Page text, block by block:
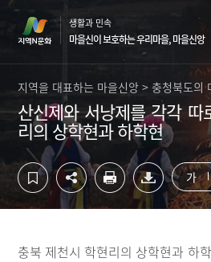
컨
영
바
기
하
역
로
생활과 민속
마을신이 보호하는 우리마을, 마을신앙
지역을 대표하는 마을신앙 > 충청북도의
산신제와 서낭제를 각각
리의 상학현과 하학현
가
충북 제천시 학현리의 상학현과 하